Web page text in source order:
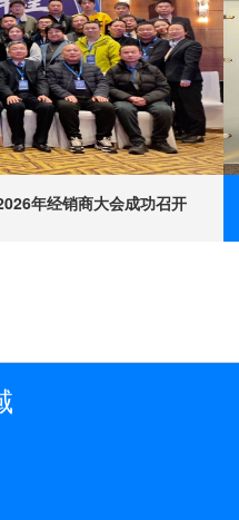
年经销商大会成功召开